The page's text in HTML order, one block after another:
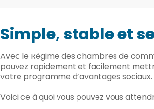
Simple, stable et
Avec le Régime des chambres de
pouvez rapidement et facilement
votre programme d’avantages sociaux.
Voici ce à quoi vous pouvez vous